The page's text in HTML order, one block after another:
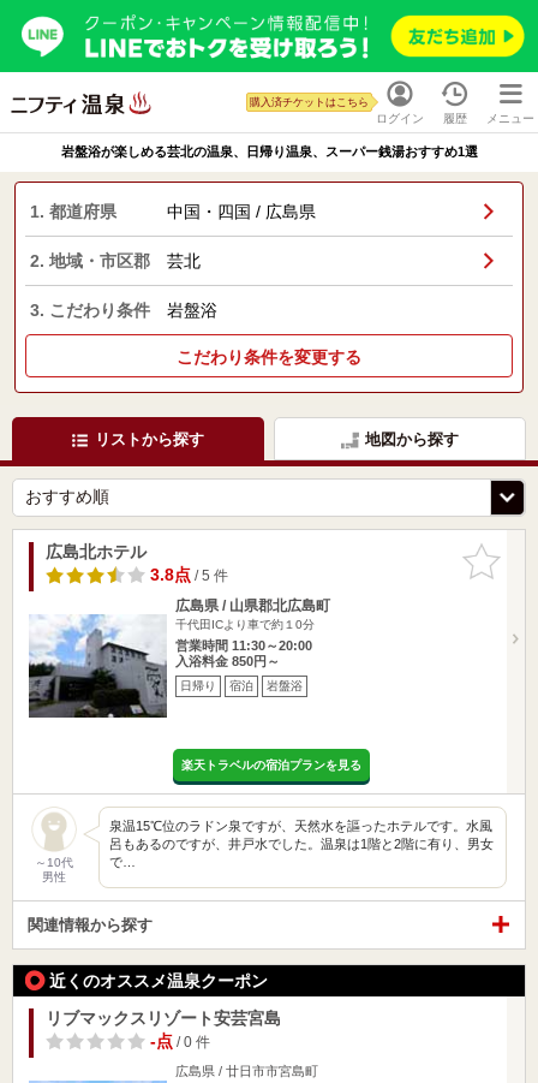
ログイン
購入済チケットはこちら
履歴 メニュー
岩盤浴が楽しめる芸北の温泉、日帰り温泉、スーパー銭湯おすすめ1選
1. 都道府県 中国・四国 / 広島県
2. 地域・市区郡 芸北
3. こだわり条件 岩盤浴
こだわり条件を変更する
リストから探す 地図から探す
お気に入
りに追加
広島北ホテル
3.8点/ 5 件
広島県 / 山県郡北広島町
千代田ICより車で約１0分
営業時間 11:30～20:00
入浴料金 850円～
日帰り 宿泊 岩盤浴
楽天トラベルの宿泊プランを見る
～10代
男性
泉温15℃位のラドン泉ですが、天然水を謳ったホテルです。水風
呂もあるのですが、井戸水でした。温泉は1階と2階に有り、男女
で…
関連情報から探す
近くのオススメ温泉クーポン
リブマックスリゾート安芸宮島
-点/ 0 件
広島県 / 廿日市市宮島町